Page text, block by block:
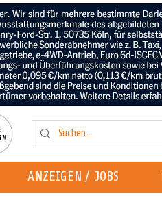
ANZEIGEN / JOBS